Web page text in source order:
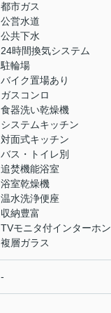
都市ガス
公営水道
公共下水
24時間換気システム
駐輪場
バイク置場あり
ガスコンロ
食器洗い乾燥機
システムキッチン
対面式キッチン
バス・トイレ別
追焚機能浴室
浴室乾燥機
温水洗浄便座
収納豊富
TVモニタ付インターホン
複層ガラス
-